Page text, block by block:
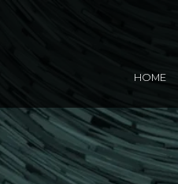
HOME